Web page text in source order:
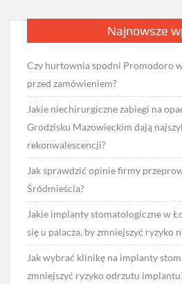
Najnowsze
Czy hurtownia spodni Promodoro
przed zamówieniem?
Jakie niechirurgiczne zabiegi na
Grodzisku Mazowieckim dają
rekonwalescencji?
Jak sprawdzić opinie firmy
Śródmieścia?
Jakie implanty stomatologiczne w
się u palacza, by zmniejszyć ryzyko
Jak wybrać klinikę na implanty
zmniejszyć ryzyko odrzutu